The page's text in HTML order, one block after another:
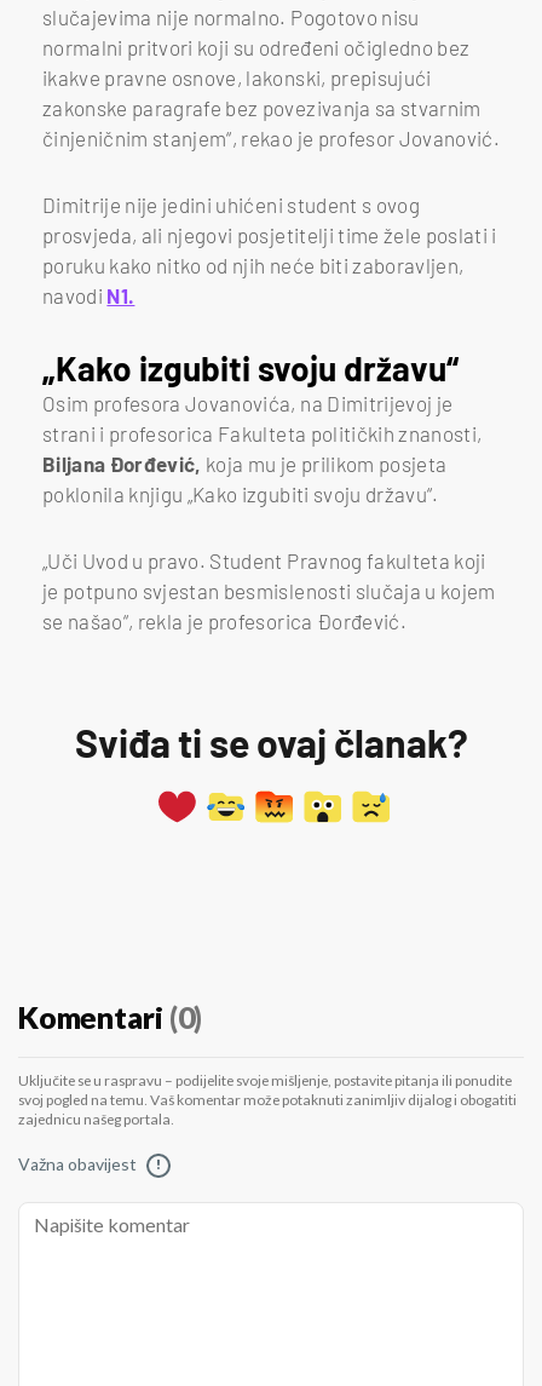
slučajevima nije normalno. Pogotovo nisu
normalni pritvori koji su određeni očigledno bez
ikakve pravne osnove, lakonski, prepisujući
zakonske paragrafe bez povezivanja sa stvarnim
činjeničnim stanjem“, rekao je profesor Jovanović.
Dimitrije nije jedini uhićeni student s ovog
prosvjeda, ali njegovi posjetitelji time žele poslati i
poruku kako nitko od njih neće biti zaboravljen,
navodi N1.
„Kako izgubiti svoju državu“
Osim profesora Jovanovića, na Dimitrijevoj je
strani i profesorica Fakulteta političkih znanosti,
Biljana Đorđević, koja mu je prilikom posjeta
poklonila knjigu „Kako izgubiti svoju državu“.
„Uči Uvod u pravo. Student Pravnog fakulteta koji
je potpuno svjestan besmislenosti slučaja u kojem
se našao“, rekla je profesorica Đorđević.
Sviđa ti se ovaj članak?
Komentari (0)
Uključite se u raspravu – podijelite svoje mišljenje, postavite pitanja ili ponudite
svoj pogled na temu. Vaš komentar može potaknuti zanimljiv dijalog i obogatiti
zajednicu našeg portala.
Važna obavijest !